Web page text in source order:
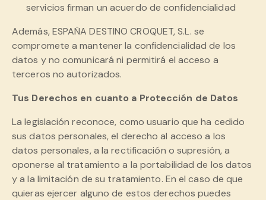
servicios firman un acuerdo de confidencialidad
Además, ESPAÑA DESTINO CROQUET, S.L. se
compromete a mantener la confidencialidad de los
datos y no comunicará ni permitirá el acceso a
terceros no autorizados.
Tus Derechos en cuanto a Protección de Datos
La legislación reconoce, como usuario que ha cedido
sus datos personales, el derecho al acceso a los
datos personales, a la rectificación o supresión, a
oponerse al tratamiento a la portabilidad de los datos
y a la limitación de su tratamiento. En el caso de que
quieras ejercer alguno de estos derechos puedes